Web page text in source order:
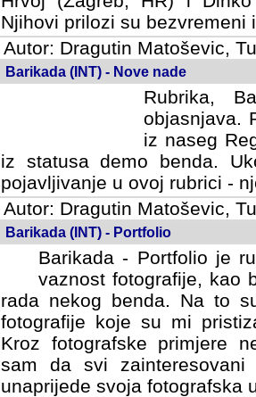
Njihovi prilozi su bezvremeni
Autor: Dragutin Matoševic,
Barikada (INT) - Nove nade
Rubrika,
objasnjava.
iz naseg
iz statusa demo benda.
pojavljivanje u ovoj rubrici -
Autor: Dragutin Matoševic,
Barikada (INT) - Portfolio
Barikada - Portfolio je
vaznost fotografije, kao
rada nekog benda. Na to
fotografije koje su mi
fotografske primjere
svi zainteresovani
svoja fotografska umijeca.